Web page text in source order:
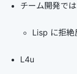
チーム開発では
Lisp に拒絶
L4u